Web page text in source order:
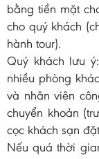
bằng tiền mặt
cho quý khách
hành tour).
Quý khách lưu
nhiều phòng
và nhân viên
chuyển khoản
cọc khách sạn
Nếu quá thời